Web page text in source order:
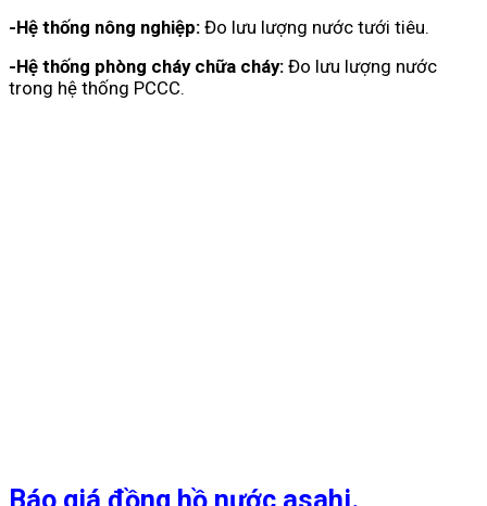
-Hệ thống nông nghiệp: Đo lưu lượng nước tưới tiêu.
-Hệ thống phòng cháy chữa cháy: Đo lưu lượng nước
trong hệ thống PCCC.
Báo giá đồng hồ nước asahi.